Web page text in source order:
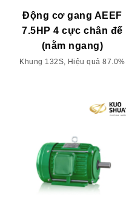
Động cơ gang AEEF
7.5HP 4 cực chân đế
(nằm ngang)
Khung 132S, Hiệu quả 87.0%